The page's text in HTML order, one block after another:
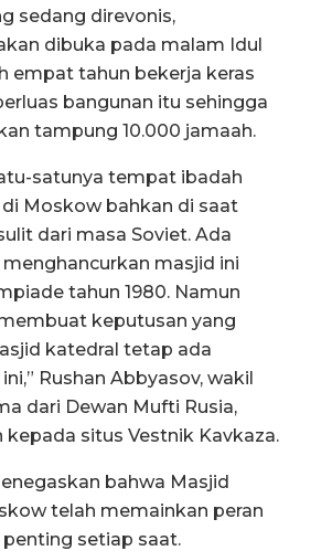
sedang direvonis,
dibuka pada malam Idul
empat tahun bekerja keras
bangunan itu sehingga
tampung 10.000 jamaah.
satunya tempat ibadah
Moskow bahkan di saat
dari masa Soviet. Ada
masjid ini
tahun 1980. Namun
keputusan yang
katedral tetap ada
Rushan Abbyasov, wakil
dari Dewan Mufti Rusia,
situs Vestnik Kavkaza.
bahwa Masjid
telah memainkan peran
setiap saat.